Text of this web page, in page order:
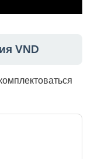
VND